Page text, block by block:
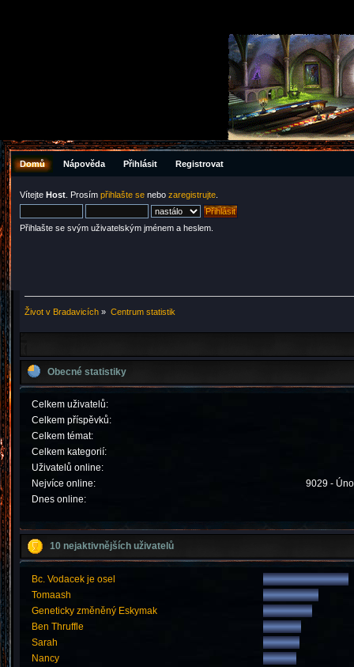
Domů Nápověda Přihlásit Registrovat
Vítejte Host . Prosím přihlašte se nebo zaregistrujte
Přihlašte se svým uživatelským jménem a heslem.
Život v Bradavicích » Centrum statistik
Obecné statistiky
Celkem uživatelů:
Celkem příspěvků:
Celkem témat:
Celkem kategorií:
Uživatelů online:
Nejvíce online:
9029 -
Dnes online:
10 nejaktivnějších uživatelů
Bc. Vodacek je osel
Tomaash
Geneticky změněný Eskymak
Ben Thruffle
Sarah
Nancy